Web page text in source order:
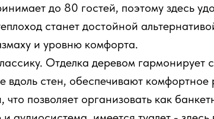
до 80 гостей, поэтому здесь
станет достойной
и уровню комфорта.
Отделка деревом гармонирует
стен, обеспечивают комфортное
позволяет организовать как